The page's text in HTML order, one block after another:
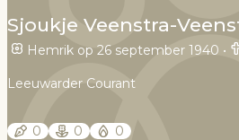
Sjoukje Veenstra-
Hemrik op 26 september 1940 •
Leeuwarder Courant
0 0 0